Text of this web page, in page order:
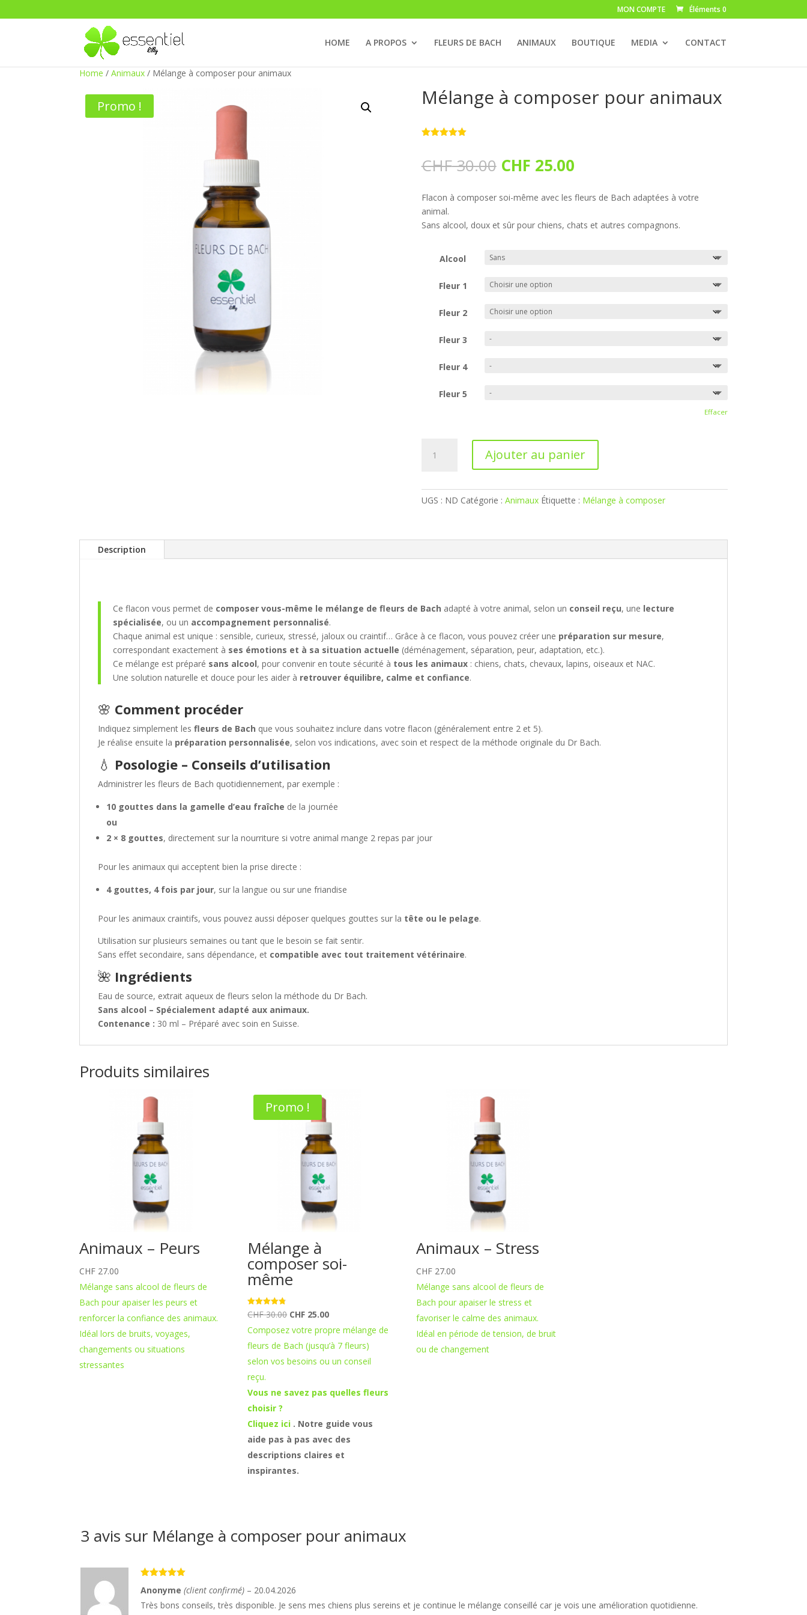
MON COMPTE Éléments 0
HOME A PROPOS FLEURS DE BACH ANIMAUX BOUTIQUE MEDIA CONTACT
Home / Animaux / Mélange à composer pour animaux
Promo ! Mélange à composer pour animaux
basé sur
notations
CHF30.00 Le
prix
initial
était :
CHF 30.00.
CHF 25.00Le
actuel
est :
CHF 25.00.
Flacon à composer soi-même avec les fleurs de Bach adaptées à votre
animal.
Sans alcool, doux et sûr pour chiens, chats et autres compagnons.
Alcool
Fleur 1
Fleur 2
Fleur 3
Fleur 4
Fleur 5
Effacer
composer
Ajouter au panier
l
t
a
:
UGS : ND Catégorie : Animaux Étiquette : Mélange à composer
Description
Ce flacon vous permet de composer vous-même le mélange de fleurs de Bach adapté à votre animal, selon un conseil reçu, une lecture
spécialisée, ou un accompagnement personnalisé.
Chaque animal est unique : sensible, curieux, stressé, jaloux ou craintif… Grâce à ce flacon, vous pouvez créer une préparation sur mesure,
correspondant exactement à ses émotions et à sa situation actuelle (déménagement, séparation, peur, adaptation, etc.).
Ce mélange est préparé sans alcool, pour convenir en toute sécurité à tous les animaux : chiens, chats, chevaux, lapins, oiseaux et NAC.
Une solution naturelle et douce pour les aider à retrouver équilibre, calme et confiance.
🌸 Comment procéder
Indiquez simplement les fleurs de Bach que vous souhaitez inclure dans votre flacon (généralement entre 2 et 5).
Je réalise ensuite la préparation personnalisée, selon vos indications, avec soin et respect de la méthode originale du Dr Bach.
💧 Posologie – Conseils d’utilisation
Administrer les fleurs de Bach quotidiennement, par exemple :
10 gouttes dans la gamelle d’eau fraîche de la journée
ou
2 × 8 gouttes, directement sur la nourriture si votre animal mange 2 repas par jour
Pour les animaux qui acceptent bien la prise directe :
4 gouttes, 4 fois par jour, sur la langue ou sur une friandise
Pour les animaux craintifs, vous pouvez aussi déposer quelques gouttes sur la tête ou le pelage.
Utilisation sur plusieurs semaines ou tant que le besoin se fait sentir.
Sans effet secondaire, sans dépendance, et compatible avec tout traitement vétérinaire.
🌺 Ingrédients
Eau de source, extrait aqueux de fleurs selon la méthode du Dr Bach.
Sans alcool – Spécialement adapté aux animaux.
Contenance : 30 ml – Préparé avec soin en Suisse.
Produits similaires
Animaux – Peurs
CHF 27.00
Mélange sans alcool de fleurs de
Bach pour apaiser les peurs et
renforcer la confiance des animaux.
Idéal lors de bruits, voyages,
changements ou situations
stressantes
Promo !
Mélange à
composer soi-
même
Note
4.80
sur 5
CHF30.00 Le
prix
initial
était :
CHF 25.00Le
prix
actuel
est :
Composez votre propre mélange de
fleurs de Bach (jusqu’à 7 fleurs)
selon vos besoins ou un conseil
reçu.
Vous ne savez pas quelles fleurs
choisir ?
Cliquez ici . Notre guide vous
aide pas à pas avec des
descriptions claires et
inspirantes.
Animaux – Stress
CHF27.00
Mélange sans alcool de fleurs de
Bach pour apaiser le stress et
favoriser le calme des animaux.
Idéal en période de tension, de bruit
ou de changement
3 avis sur Mélange à composer pour animaux
5
Anonyme(client confirmé) – 20.04.2026
Très bons conseils, très disponible. Je sens mes chiens plus sereins et je continue le mélange conseillé car je vois une amélioration quotidienne.